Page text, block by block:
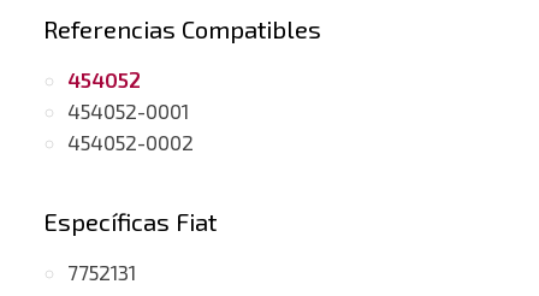
Referencias Compatibles
454052
454052-0001
454052-0002
Específicas Fiat
7752131